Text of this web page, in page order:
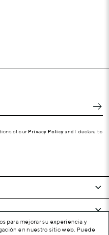
of our Privacy Policy and I declare to
para mejorar su experiencia y
en nuestro sitio web. Puede